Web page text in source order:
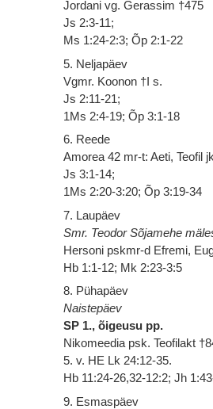
Jordani vg. Gerassim †475
Js 2:3-11;
Ms 1:24-2:3; Õp 2:1-22
5. Neljapäev
Vgmr. Koonon †I s.
Js 2:11-21;
1Ms 2:4-19; Õp 3:1-18
6. Reede
Amorea 42 mr-t: Aeti, Teofil
Js 3:1-14;
1Ms 2:20-3:20; Õp 3:19-34
7. Laupäev
Smr. Teodor Sõjamehe
Hersoni pskmr-d Efremi,
Hb 1:1-12; Mk 2:23-3:5
8. Pühapäev
Naistepäev
SP 1., õigeusu pp.
Nikomeedia psk. Teofilakt
5. v. HE Lk 24:12-35.
Hb 11:24-26,32-12:2; Jh
9. Esmaspäev